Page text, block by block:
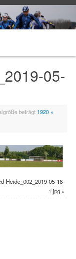
05-
beträgt 1920 ×
Heide_002_2019-05-18-
1.jpg »